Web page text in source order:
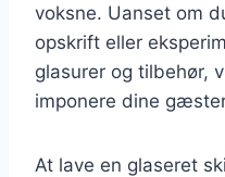
voksne. Uanset om
opskrift eller
glasurer og tilbehør,
imponere dine
At lave en glaseret